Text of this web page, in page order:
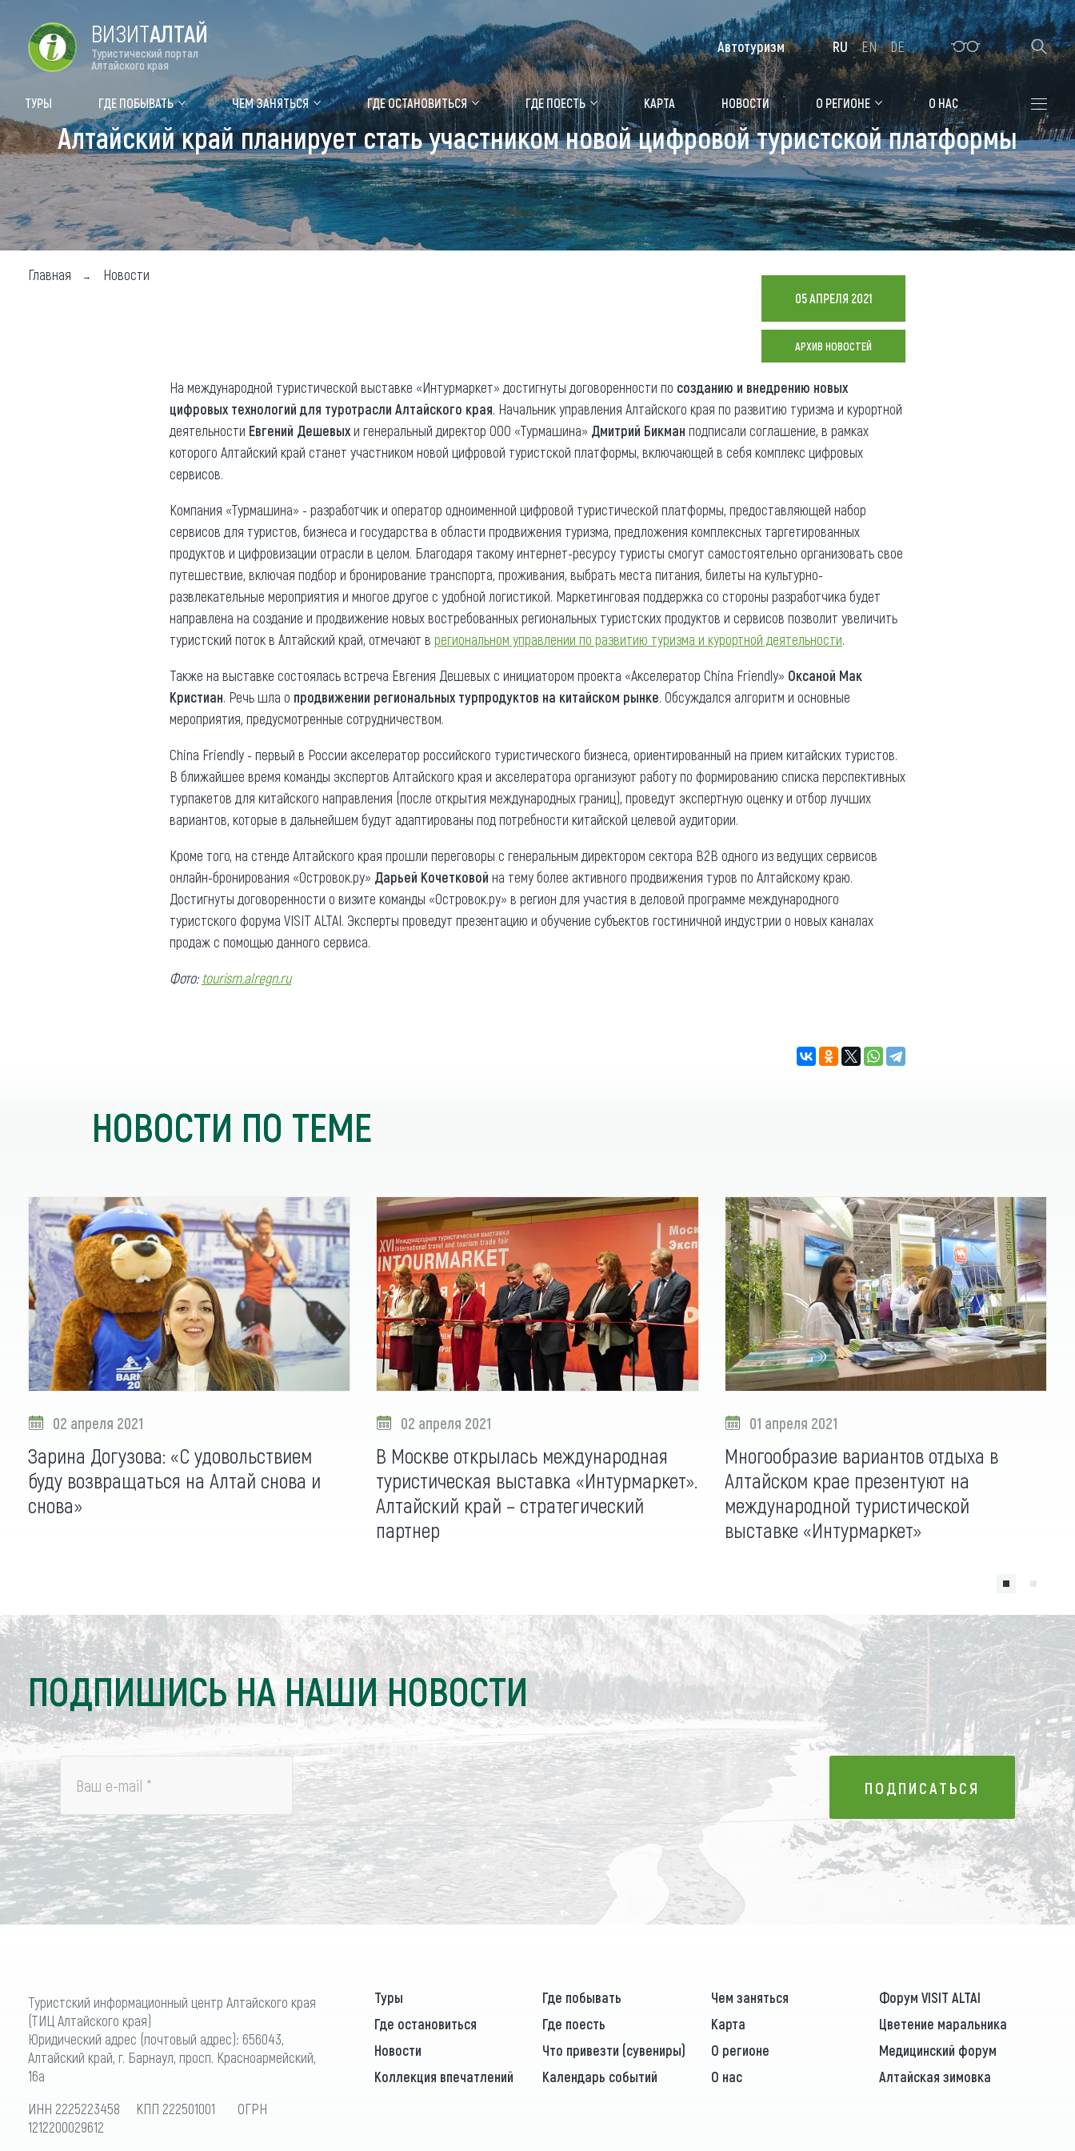
Цветение маральника Медицинский форум Алтайская зимовка
Туры Где побывать
Объекты природы
Объекты истории и культуры
Объекты развлечений
Чем заняться
Календарь событий
Аудиогид
Мой маршрут
Где остановиться
Санатории
Гостиницы, отели
Коттеджи, базы
Сельские усадьбы
Мотели, придорожные отели
Придорожные кафе
Карта
Новости
Что привезти (сувениры)
О регионе
Общая информация
Как добраться
Коллекция впечатлений
Блог путешественника
Другие рубрики
Реестр туроператоров
Реестр туристических
агентств Алтайского края
Обращения граждан
Противодействие коррупции
ВИЗИТАЛТАЙ
Туристический портал
Алтайского края
ТУРЫ ГДЕ ПОБЫВАТЬ ЧЕМ ЗАНЯТЬСЯ ГДЕ ОСТАНОВИТЬСЯ ГДЕ ПОЕСТЬ КАРТА НОВОСТИ О РЕГИОНЕ О НАС
Автотуризм RU EN DE
Алтайский край планирует стать участником новой цифровой туристской платформы
Главная Новости
05 АПРЕЛЯ 2021
АРХИВ НОВОСТЕЙ
На международной туристической выставке «Интурмаркет» достигнуты договоренности по созданию и внедрению новых
цифровых технологий для туротрасли Алтайского края. Начальник управления Алтайского края по развитию туризма и курортной
деятельности Евгений Дешевыхи генеральный директор ООО «Турмашина» Дмитрий Бикман подписали соглашение, в рамках
которого Алтайский край станет участником новой цифровой туристской платформы, включающей в себя комплекс цифровых
сервисов.
Компания «Турмашина» - разработчик и оператор одноименной цифровой туристической платформы, предоставляющей набор
сервисов для туристов, бизнеса и государства в области продвижения туризма, предложения комплексных таргетированных
продуктов и цифровизации отрасли в целом. Благодаря такому интернет-ресурсу туристы смогут самостоятельно организовать свое
путешествие, включая подбор и бронирование транспорта, проживания, выбрать места питания, билеты на культурно-
развлекательные мероприятия и многое другое с удобной логистикой. Маркетинговая поддержка со стороны разработчика будет
направлена на создание и продвижение новых востребованных региональных туристских продуктов и сервисов позволит увеличить
туристский поток в Алтайский край, отмечают в региональном управлении по развитию туризма и курортной деятельности.
Также на выставке состоялась встреча Евгения Дешевых с инициатором проекта «Акселератор China Friendly» Оксаной Мак
Кристиан. Речь шла о продвижении региональных турпродуктов на китайском рынке. Обсуждался алгоритм и основные
мероприятия, предусмотренные сотрудничеством.
China Friendly - первый в России акселератор российского туристического бизнеса, ориентированный на прием китайских туристов.
В ближайшее время команды экспертов Алтайского края и акселератора организуют работу по формированию списка перспективных
турпакетов для китайского направления (после открытия международных границ), проведут экспертную оценку и отбор лучших
вариантов, которые в дальнейшем будут адаптированы под потребности китайской целевой аудитории.
Кроме того, на стенде Алтайского края прошли переговоры с генеральным директором сектора B2B одного из ведущих сервисов
онлайн-бронирования «Островок.ру» Дарьей Кочетковой на тему более активного продвижения туров по Алтайскому краю.
Достигнуты договоренности о визите команды «Островок.ру» в регион для участия в деловой программе международного
туристского форума VISIT ALTAI. Эксперты проведут презентацию и обучение субъектов гостиничной индустрии о новых каналах
продаж с помощью данного сервиса.
Фото: tourism.alregn.ru
НОВОСТИ ПО ТЕМЕ
02 апреля 2021
Зарина Догузова: «С удовольствием
буду возвращаться на Алтай снова и
снова»
02 апреля 2021
В Москве открылась международная
туристическая выставка «Интурмаркет».
Алтайский край – стратегический
партнер
01 апреля 2021
Многообразие вариантов отдыха в
Алтайском крае презентуют на
международной туристической
выставке «Интурмаркет»
ПОДПИШИСЬ НА НАШИ НОВОСТИ
Ваш e-mail * ПОДПИСАТЬСЯ
ПОДПИСАТЬСЯ
Туристский информационный центр Алтайского края
(ТИЦ Алтайского края)
Юридический адрес (почтовый адрес): 656043,
Алтайский край, г. Барнаул, просп. Красноармейский,
16а
ИНН 2225223458 КПП 222501001 ОГРН
1212200029612
Туры Где побывать Чем заняться
Форум VISIT ALTAI
Где остановиться
Где поесть Карта
Цветение маральника
Новости
Что привезти (сувениры) О регионе
Медицинский форум
Коллекция впечатлений
Календарь событий О нас Алтайская зимовка